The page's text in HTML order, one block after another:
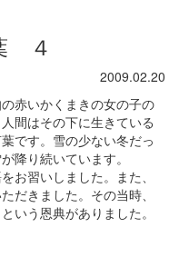
４
2009.02.20
赤いかくまきの女の子の
間はその下に生きている
です。雪の少ない冬だっ
降り続いています。
お習いしました。また、
だきました。その当時、
いう恩典がありました。